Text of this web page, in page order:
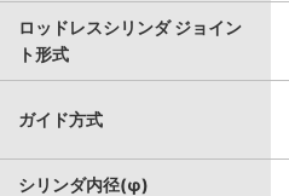
ロッドレスシリンダ ジョイン
ト形式
ガイド方式
シリンダ内径(φ)